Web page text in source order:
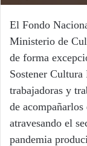
El Fondo
Ministerio de
de forma
Sostener
trabajadoras y
de acompañarlos
atravesando el
pandemia